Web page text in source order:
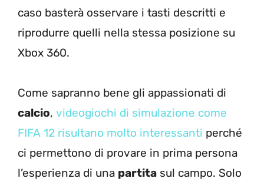
caso basterà osservare i tasti descritti e
riprodurre quelli nella stessa posizione su
Xbox 360.
Come sapranno bene gli appassionati di
calcio, videogiochi di simulazione come
FIFA 12 risultano molto interessanti perché
ci permettono di provare in prima persona
l’esperienza di una partita sul campo. Solo